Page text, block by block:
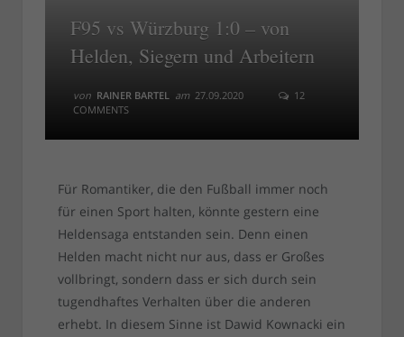
F95 vs Würzburg 1:0 – von
Helden, Siegern und Arbeitern
von RAINER BARTEL am 27.09.2020
12
COMMENTS
Für Romantiker, die den Fußball immer noch
für einen Sport halten, könnte gestern eine
Heldensaga entstanden sein. Denn einen
Helden macht nicht nur aus, dass er Großes
vollbringt, sondern dass er sich durch sein
tugendhaftes Verhalten über die anderen
erhebt. In diesem Sinne ist Dawid Kownacki ein